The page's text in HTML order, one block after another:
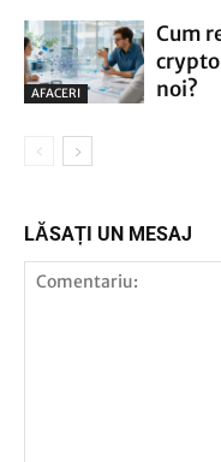
AFACERI
Cum
crypto
noi?
LĂSAȚI UN MESAJ